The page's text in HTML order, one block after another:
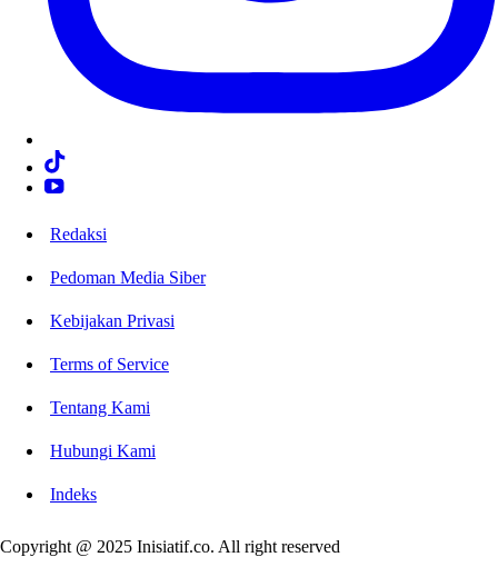
Redaksi
Pedoman Media Siber
Kebijakan Privasi
Terms of Service
Tentang Kami
Hubungi Kami
Indeks
Copyright @ 2025 Inisiatif.co. All right reserved